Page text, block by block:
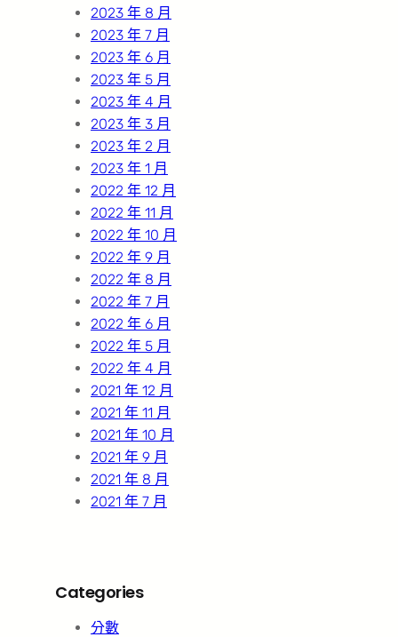
2023 年 8 月
2023 年 7 月
2023 年 6 月
2023 年 5 月
2023 年 4 月
2023 年 3 月
2023 年 2 月
2023 年 1 月
2022 年 12 月
2022 年 11 月
2022 年 10 月
2022 年 9 月
2022 年 8 月
2022 年 7 月
2022 年 6 月
2022 年 5 月
2022 年 4 月
2021 年 12 月
2021 年 11 月
2021 年 10 月
2021 年 9 月
2021 年 8 月
2021 年 7 月
Categories
分數